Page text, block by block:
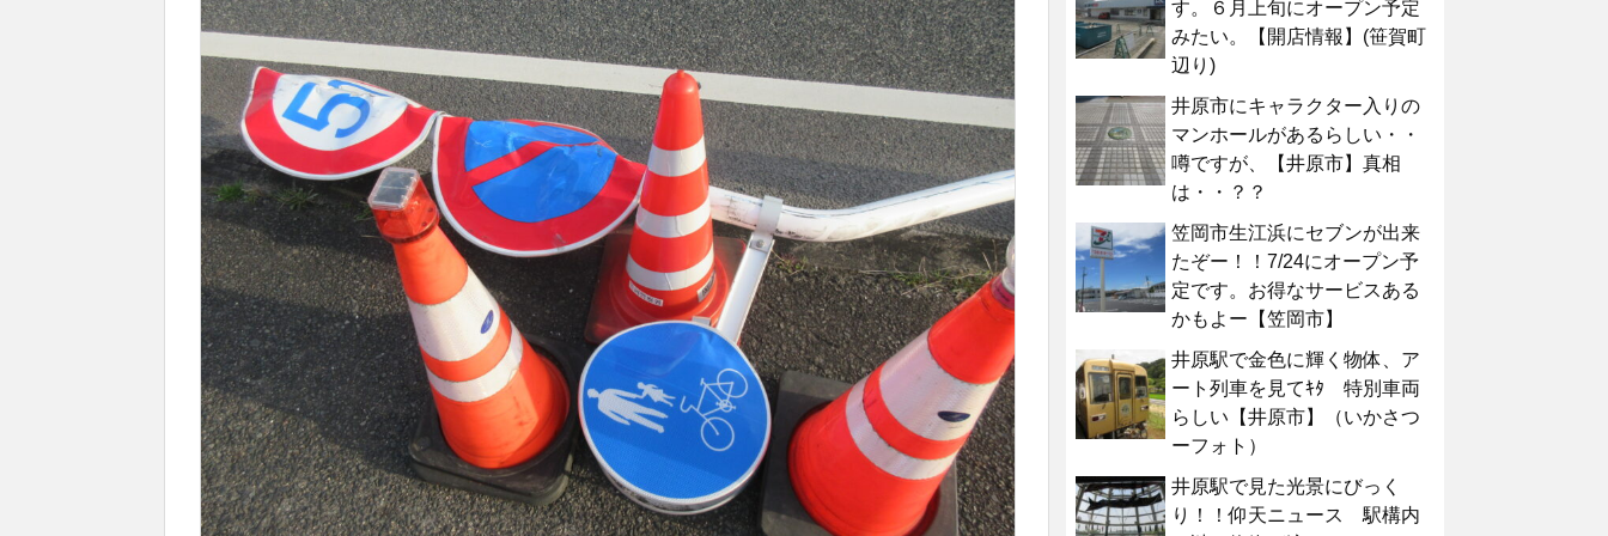
す。６月上旬にオープン予定
みたい。【開店情報】(笹賀町
辺り)
井原市にキャラクター入りの
マンホールがあるらしい・・
噂ですが、【井原市】真相
は・・？？
笠岡市生江浜にセブンが出来
たぞー！！7/24にオープン予
定です。お得なサービスある
かもよー【笠岡市】
井原駅で金色に輝く物体、ア
ート列車を見てｷﾀ 特別車両
らしい【井原市】（いかさつ
ーフォト）
井原駅で見た光景にびっく
り！！仰天ニュース 駅構内